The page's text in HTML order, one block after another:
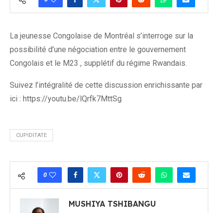
La jeunesse Congolaise de Montréal s’interroge sur la
possibilité d’une négociation entre le gouvernement
Congolais et le M23 , supplétif du régime Rwandais.
Suivez l’intégralité de cette discussion enrichissante par
ici : https://youtu.be/lQrfk7MttSg
CUPIDITATE
0
MUSHIYA TSHIBANGU